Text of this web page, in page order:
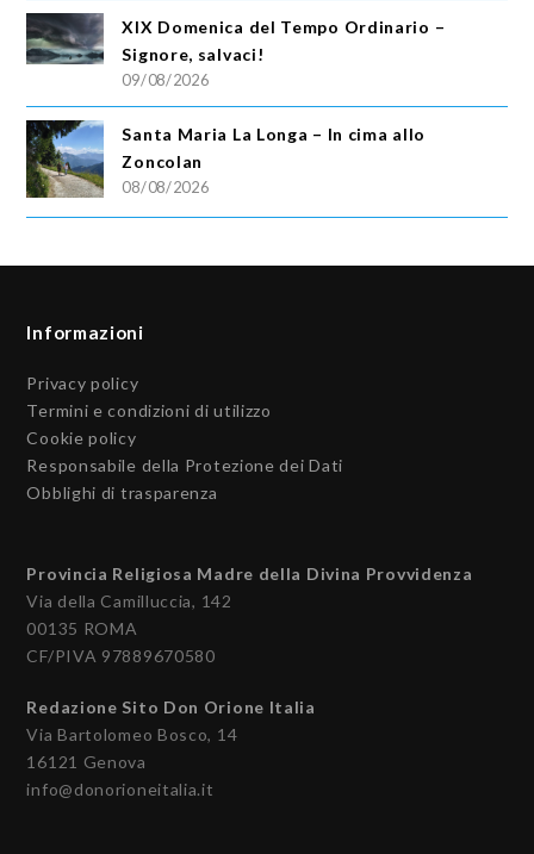
XIX Domenica del Tempo Ordinario –
Signore, salvaci!
09/08/2026
Santa Maria La Longa – In cima allo
Zoncolan
08/08/2026
Informazioni
Privacy policy
Termini e condizioni di utilizzo
Cookie policy
Responsabile della Protezione dei Dati
Obblighi di trasparenza
Provincia Religiosa Madre della Divina Provvidenza
Via della Camilluccia, 142
00135 ROMA
CF/PIVA 97889670580
Redazione Sito Don Orione Italia
Via Bartolomeo Bosco, 14
16121 Genova
info@donorioneitalia.it